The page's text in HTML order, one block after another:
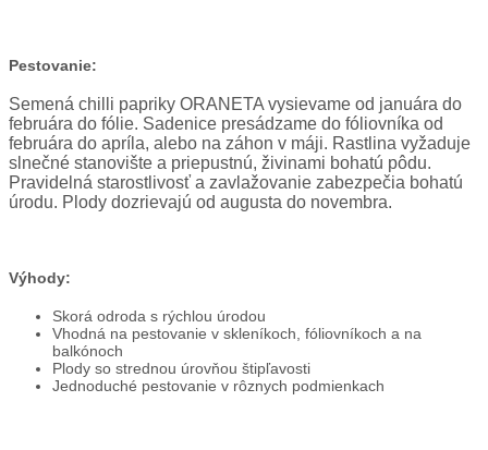
Pestovanie:
Semená chilli papriky ORANETA vysievame od januára do
februára do fólie. Sadenice presádzame do fóliovníka od
februára do apríla, alebo na záhon v máji. Rastlina vyžaduje
slnečné stanovište a priepustnú, živinami bohatú pôdu.
Pravidelná starostlivosť a zavlažovanie zabezpečia bohatú
úrodu. Plody dozrievajú od augusta do novembra.
Výhody:
Skorá odroda s rýchlou úrodou
Vhodná na pestovanie v skleníkoch, fóliovníkoch a na
balkónoch
Plody so strednou úrovňou štipľavosti
Jednoduché pestovanie v rôznych podmienkach